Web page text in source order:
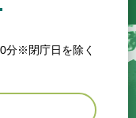
分※閉庁日を除く